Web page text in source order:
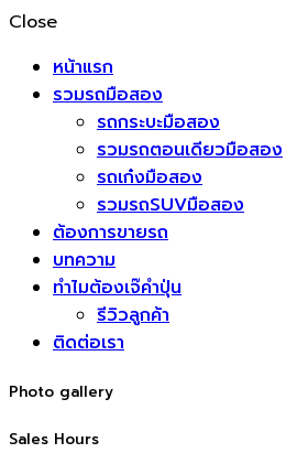
Close
หน้าแรก
รวมรถมือสอง
รถกระบะมือสอง
รวมรถตอนเดียวมือสอง
รถเก๋งมือสอง
รวมรถSUVมือสอง
ต้องการขายรถ
บทความ
ทำไมต้องเจ๊คำปุ่น
รีวิวลูกค้า
ติดต่อเรา
Photo gallery
Sales Hours